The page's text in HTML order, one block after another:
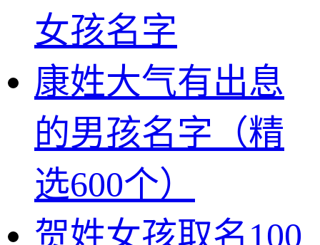
女孩名字
康姓大气有出息
的男孩名字（精
选600个）
贺姓女孩取名100